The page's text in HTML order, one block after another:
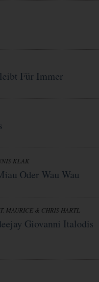
Für Immer
KLAK
Oder Wau Wau
MAURICE & CHRIS HARTL
Giovanni Italodis